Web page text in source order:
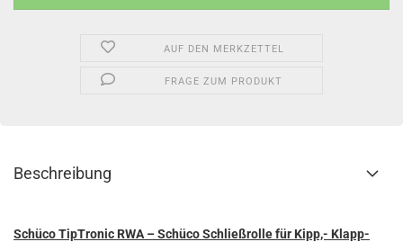
AUF DEN MERKZETTEL
FRAGE ZUM PRODUKT
Beschreibung
Schüco TipTronic RWA – Schüco Schließrolle für Kipp,- Klapp-